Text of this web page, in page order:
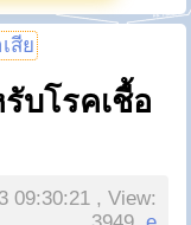
สีย
บโรคเชื้อ
09:30:21 , View: